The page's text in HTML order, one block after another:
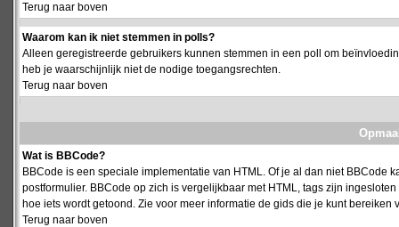
Terug naar boven
Waarom kan ik niet stemmen in polls?
Alleen geregistreerde gebruikers kunnen stemmen in een poll om
heb je waarschijnlijk niet de nodige toegangsrechten.
Terug naar boven
Wat is BBCode?
BBCode is een speciale implementatie van HTML. Of je al dan niet
postformulier. BBCode op zich is vergelijkbaar met HTML, tags zijn
hoe iets wordt getoond. Zie voor meer informatie de gids die je kunt bereiken
Terug naar boven